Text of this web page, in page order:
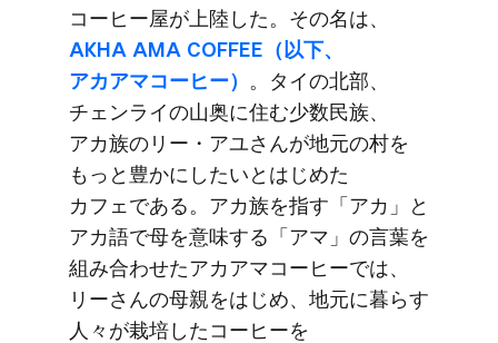
コーヒー屋が​上陸した。​その名は、
AKHA AMA COFFEE​（以下、​
アカアマコーヒー） 。​タイの​北部、​
チェンライの​山奥に​住む少数民族、​
アカ族の​リー・​アユさんが​地元の​村を​
もっと​豊かに​したいと​はじめた​
カフェである。​アカ族を​指す​「アカ」と​
アカ語で​母を​意味する​「アマ」の​言葉を​
組み合わせた​アカアマコーヒーでは、​
リーさんの​母親を​はじめ、​地元に​暮らす​
人々が​栽培した​コーヒーを​